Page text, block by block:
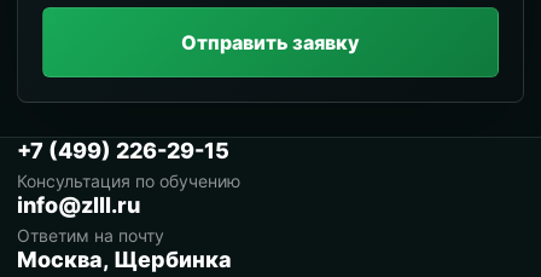
Отправить заявку
+7 (499) 226-29-15
Консультация по обучению
info@zlll.ru
Ответим на почту
Москва, Щербинка